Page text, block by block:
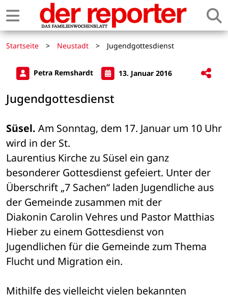
Startseite > Neustadt > Jugendgottesdienst
Petra Remshardt 13. Januar 2016
Jugendgottesdienst
Süsel. Am Sonntag, dem 17. Januar um 10 Uhr
wird in der St.
Laurentius Kirche zu Süsel ein ganz
besonderer Gottesdienst gefeiert. Unter der
Überschrift „7 Sachen“ laden Jugendliche aus
der Gemeinde zusammen mit der
Diakonin Carolin Vehres und Pastor Matthias
Hieber zu einem Gottesdienst von
Jugendlichen für die Gemeinde zum Thema
Flucht und Migration ein.
Mithilfe des vielleicht vielen bekannten